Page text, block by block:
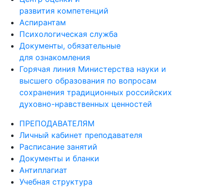
развития компетенций
Аспирантам
Психологическая служба
Документы, обязательные
для ознакомления
Горячая линия Министерства науки и
высшего образования по вопросам
сохранения традиционных российских
духовно-нравственных ценностей
ПРЕПОДАВАТЕЛЯМ
Личный кабинет преподавателя
Расписание занятий
Документы и бланки
Антиплагиат
Учебная структура